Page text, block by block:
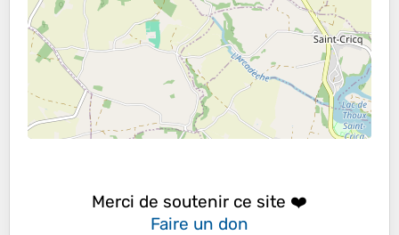
Merci de soutenir ce site ❤️
Faire un don